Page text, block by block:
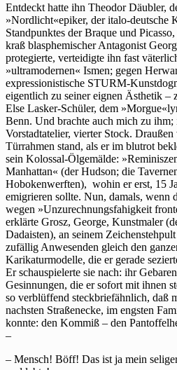
Entdeckt hatte ihn Theodor Däubler,
»Nordlicht«epiker, der italo-deutsche
Standpunktes der Braque und
kraß blasphemischer Antagonist
protegierte, verteidigte ihn fast
»ultramodernen« Ismen; gegen
expressionistische STURM-
eigentlich zu seiner eignen Ästhetik –
Else Lasker-Schüler, dem
Benn. Und brachte auch mich zu
Vorstadtatelier, vierter Stock.
Türrahmen stand, als er im blutrot
sein Kolossal-Ölgemälde:
Manhattan« (der Hudson; die
Hobokenwerften), wohin er erst, 15
emigrieren sollte. Nun, damals, wenn
wegen »Unzurechnungsfahigkeit
erklärte Grosz, George, Kunstmaler
Dadaisten), an seinem
zufällig Anwesenden gleich den
Karikaturmodelle, die er gerade
Er schauspielerte sie nach: ihr
Gesinnungen, die er sofort mit ihnen
so verblüffend steckbriefähnlich, daß
nachsten Straßenecke, im engsten
konnte: den Kommiß – den
–
– Mensch! Böff! Das ist ja mein